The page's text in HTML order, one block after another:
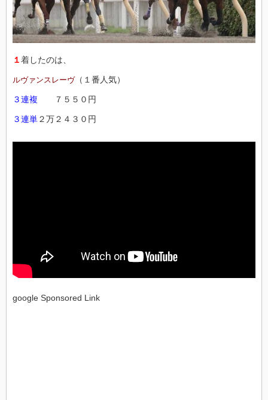
１着したのは、
ルヴァンスレーヴ（１番人気）
３連複 ７５５０円
３連単２万２４３０円
google Sponsored Link